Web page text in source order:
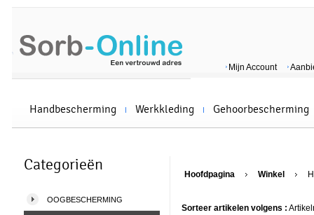
Mijn Account
Handbescherming Werkkleding Gehoorbescherming
Categorieën
OOGBESCHERMING
Hoofdpagina Winkel
Sorteer artikelen volgens :